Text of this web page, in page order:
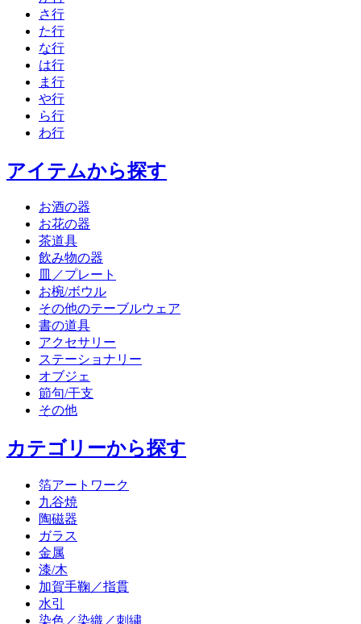
さ行
た行
な行
は行
ま行
や行
ら行
わ行
アイテムから探す
お酒の器
お花の器
茶道具
飲み物の器
皿／プレート
お椀/ボウル
その他のテーブルウェア
書の道具
アクセサリー
ステーショナリー
オブジェ
節句/干支
その他
カテゴリーから探す
箔アートワーク
九谷焼
陶磁器
ガラス
金属
漆/木
加賀手鞠／指貫
水引
染色／染織／刺繍